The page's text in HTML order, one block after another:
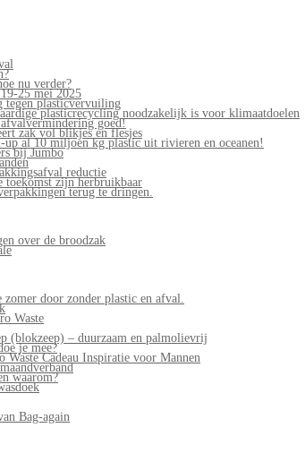
nu verder?
25 mei 2025
tegen plasticvervuiling
plasticrecycling noodzakelijk is voor klimaatdoelen
goed!
zak vol blikjes en flesjes
up al 10 miljoen kg plastic uit rivieren en oceanen!
bij Jumbo
reductie
toekomst zijn herbruikbaar
terug te dringen.
over de broodzak
door zonder plastic en afval.
Waste
(blokzeep) – duurzaam en palmolievrij
je mee?
Waste Cadeau Inspiratie voor Mannen
waarom?
Bag-again